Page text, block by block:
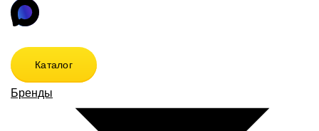
Каталог
Бренды